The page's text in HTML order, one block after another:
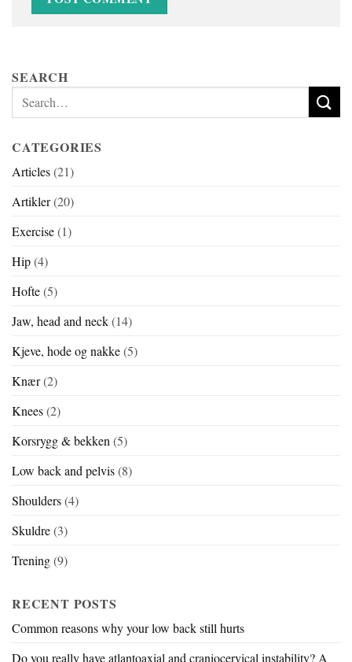
SEARCH
CATEGORIES
Articles(21)
Artikler(20)
Exercise(1)
Hip(4)
Hofte(5)
Jaw, head and neck(14)
Kjeve, hode og nakke(5)
Knær(2)
Knees(2)
Korsrygg & bekken (5)
Low back and pelvis(8)
Shoulders(4)
Skuldre(3)
Trening(9)
RECENT POSTS
Common reasons why your low back still hurts
Do you really have atlantoaxial and craniocervical instability? A